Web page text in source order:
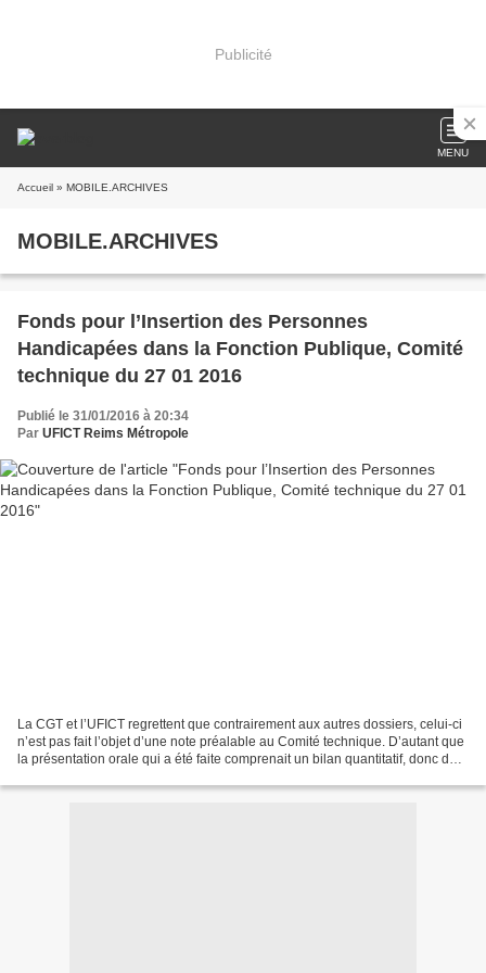
Publicité
MENU
Accueil » MOBILE.ARCHIVES
MOBILE.ARCHIVES
Fonds pour l’Insertion des Personnes
Handicapées dans la Fonction Publique, Comité
technique du 27 01 2016
Publié le 31/01/2016 à 20:34
Par UFICT Reims Métropole
La CGT et l’UFICT regrettent que contrairement aux autres dossiers, celui-ci
n’est pas fait l’objet d’une note préalable au Comité technique. D’autant que
la présentation orale qui a été faite comprenait un bilan quantitatif, donc de